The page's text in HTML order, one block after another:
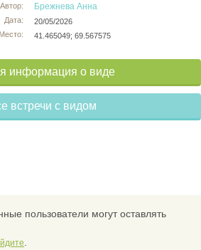
Автор:
Дата:
Место:
Брежнева Анна
20/05/2026
41.465049; 69.567575
информация о виде
встречи с видом
пользователи могут оставлять